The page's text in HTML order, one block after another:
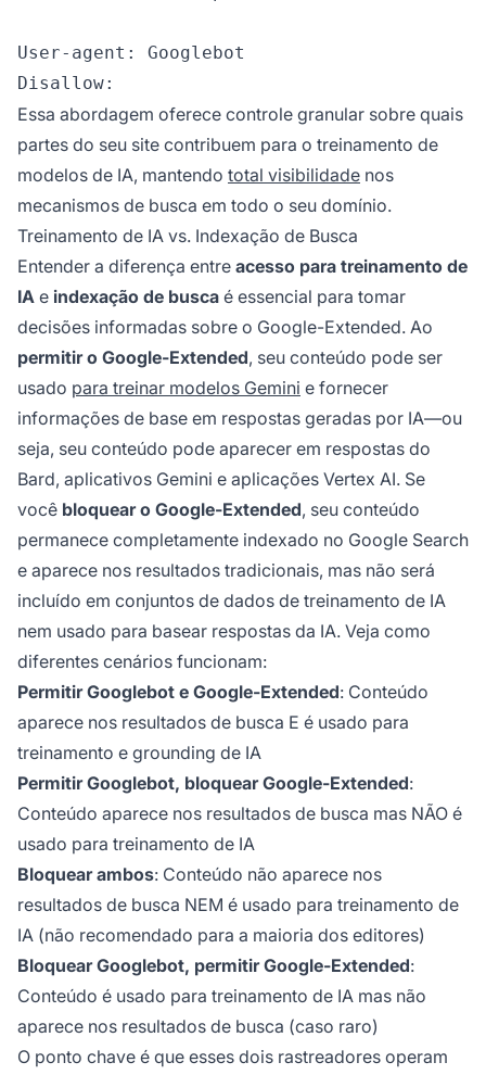
User-agent: Googlebot
Essa abordagem oferece controle granular sobre quais
partes do seu site contribuem para o treinamento de
modelos de IA, mantendo total visibilidade nos
mecanismos de busca em todo o seu domínio.
Treinamento de IA vs. Indexação de Busca
Entender a diferença entre acesso para treinamento de
IA e indexação de busca é essencial para tomar
decisões informadas sobre o Google-Extended. Ao
permitir o Google-Extended, seu conteúdo pode ser
usado para treinar modelos Gemini e fornecer
informações de base em respostas geradas por IA—ou
seja, seu conteúdo pode aparecer em respostas do
Bard, aplicativos Gemini e aplicações Vertex AI. Se
você bloquear o Google-Extended, seu conteúdo
permanece completamente indexado no Google Search
e aparece nos resultados tradicionais, mas não será
incluído em conjuntos de dados de treinamento de IA
nem usado para basear respostas da IA. Veja como
diferentes cenários funcionam:
Permitir Googlebot e Google-Extended: Conteúdo
aparece nos resultados de busca E é usado para
treinamento e grounding de IA
Permitir Googlebot, bloquear Google-Extended:
Conteúdo aparece nos resultados de busca mas NÃO é
usado para treinamento de IA
Bloquear ambos: Conteúdo não aparece nos
resultados de busca NEM é usado para treinamento de
IA (não recomendado para a maioria dos editores)
Bloquear Googlebot, permitir Google-Extended:
Conteúdo é usado para treinamento de IA mas não
aparece nos resultados de busca (caso raro)
O ponto chave é que esses dois rastreadores operam